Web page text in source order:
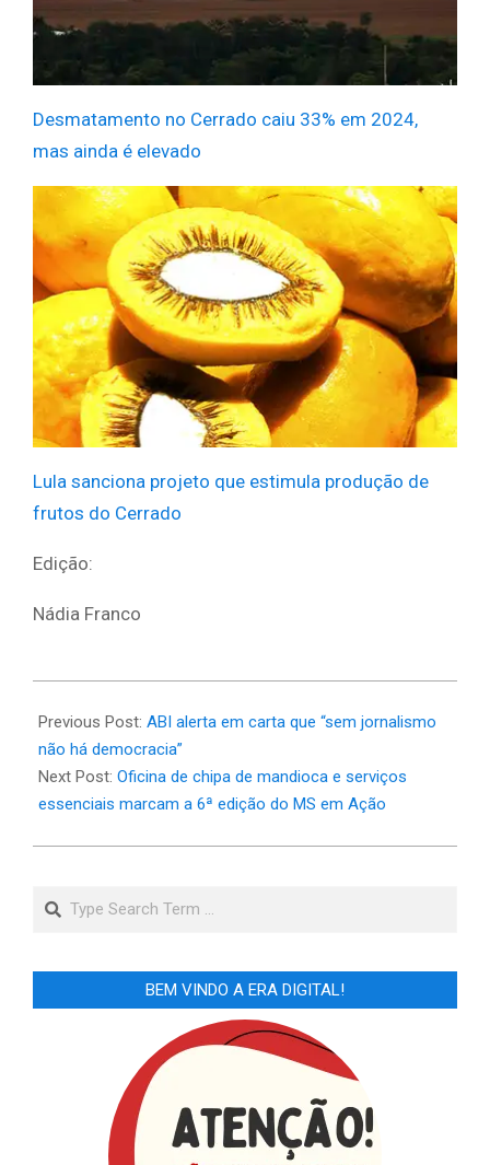
Desmatamento no Cerrado caiu 33% em 2024,
mas ainda é elevado
Lula sanciona projeto que estimula produção de
frutos do Cerrado
Edição:
Nádia Franco
04-
13
Previous Post: ABI alerta em carta que “sem jornalismo
não há democracia”
Next Post: Oficina de chipa de mandioca e serviços
essenciais marcam a 6ª edição do MS em Ação
Search
BEM VINDO A ERA DIGITAL!